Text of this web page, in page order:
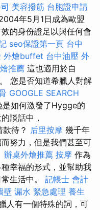
美容撥筋 台胞證申請
年5月1日成為歐盟
的身份證足以與任何會
seo保證第一頁 台中
外燴buffet 台中油壓 外
推薦 這也適用於自
您是否知道希臘人對解
GOOGLE SEARCH
如何激發了Hygge的
談話中，
待？ 后里按摩 幾千年
努力，但是我們甚至可
辦桌外燴推薦 按摩 作為
幸福的形式，並幫助我
生活中。 記帳士 會計
壁 漏水 緊急處理 養生
人有一個特殊的詞，可